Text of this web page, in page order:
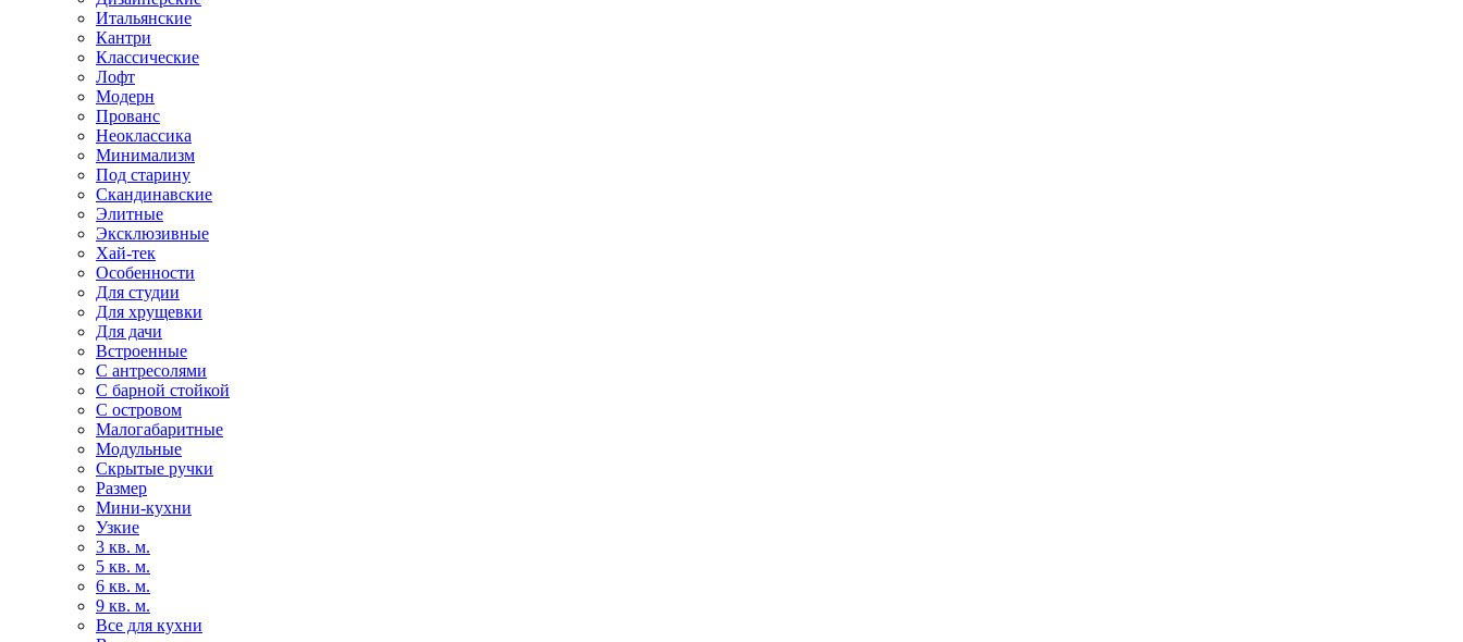
Итальянские
Кантри
Классические
Лофт
Модерн
Прованс
Неоклассика
Минимализм
Под старину
Скандинавские
Элитные
Эксклюзивные
Хай-тек
Особенности
Для студии
Для хрущевки
Для дачи
Встроенные
С антресолями
С барной стойкой
С островом
Малогабаритные
Модульные
Скрытые ручки
Размер
Мини-кухни
Узкие
3 кв. м.
5 кв. м.
6 кв. м.
9 кв. м.
Все для кухни